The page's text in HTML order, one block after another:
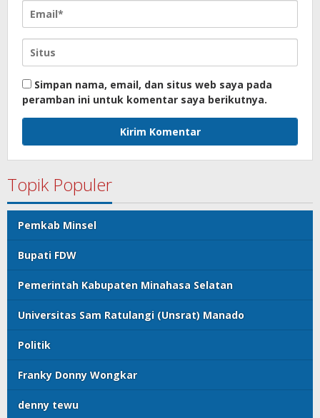
Simpan nama, email, dan situs web saya pada
peramban ini untuk komentar saya berikutnya.
Topik Populer
Pemkab Minsel
Bupati FDW
Pemerintah Kabupaten Minahasa Selatan
Universitas Sam Ratulangi (Unsrat) Manado
Politik
Franky Donny Wongkar
denny tewu